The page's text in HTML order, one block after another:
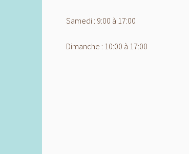
Samedi : 9:00 à 17:00
Dimanche : 10:00 à 17:00